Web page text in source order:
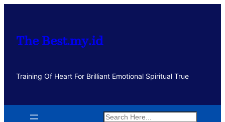
kontenThe Best.my.id
Training Of Heart For Brilliant Emotional Spiritual True
Search